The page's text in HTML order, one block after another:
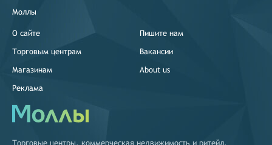
Моллы
О сайте
Торговым центрам
Магазинам
Реклама
Пишите нам
Вакансии
About us
Торговые центры, коммерческая недвижимость и ритейл.